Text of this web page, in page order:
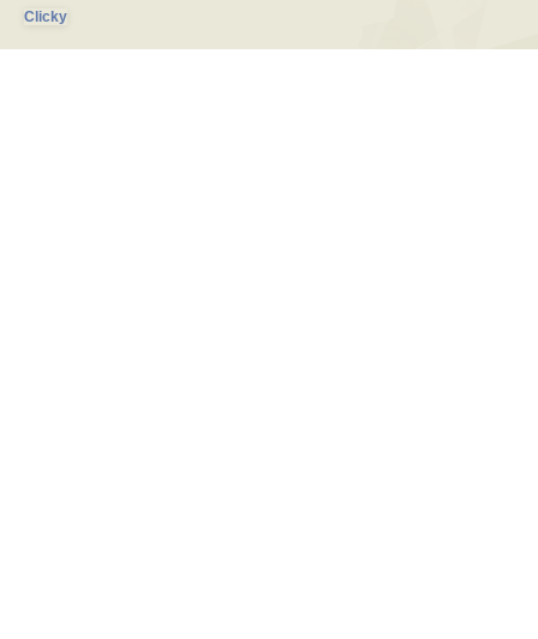
Clicky